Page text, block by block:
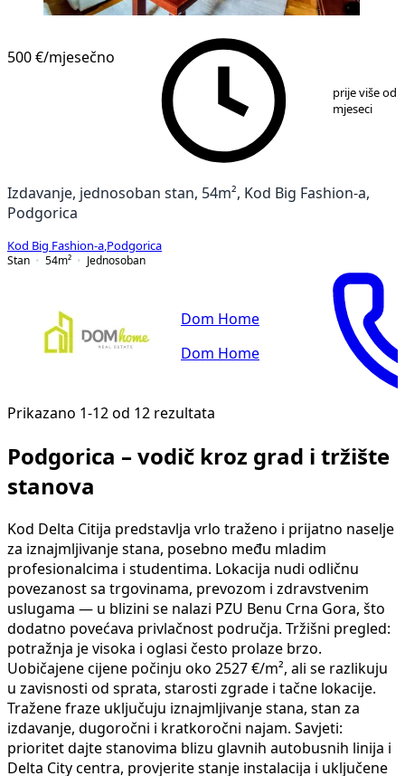
500 €/mjesečno
prije više od
mjeseci
Izdavanje, jednosoban stan, 54m², Kod Big Fashion-a,
Podgorica
Kod Big Fashion-a Podgorica
Stan
54m² Jednosoban
Dom Home
Dom Home
Prikazano 1-12 od 12 rezultata
Podgorica – vodič kroz grad i tržište
stanova
Kod Delta Citija predstavlja vrlo traženo i prijatno naselje
za iznajmljivanje stana, posebno među mladim
profesionalcima i studentima. Lokacija nudi odličnu
povezanost sa trgovinama, prevozom i zdravstvenim
uslugama — u blizini se nalazi PZU Benu Crna Gora, što
dodatno povećava privlačnost područja. Tržišni pregled:
potražnja je visoka i oglasi često prolaze brzo.
Uobičajene cijene počinju oko 2527 €/m², ali se razlikuju
u zavisnosti od sprata, starosti zgrade i tačne lokacije.
Tražene fraze uključuju iznajmljivanje stana, stan za
izdavanje, dugoročni i kratkoročni najam. Savjeti:
prioritet dajte stanovima blizu glavnih autobusnih linija i
Delta City centra, provjerite stanje instalacija i uključene